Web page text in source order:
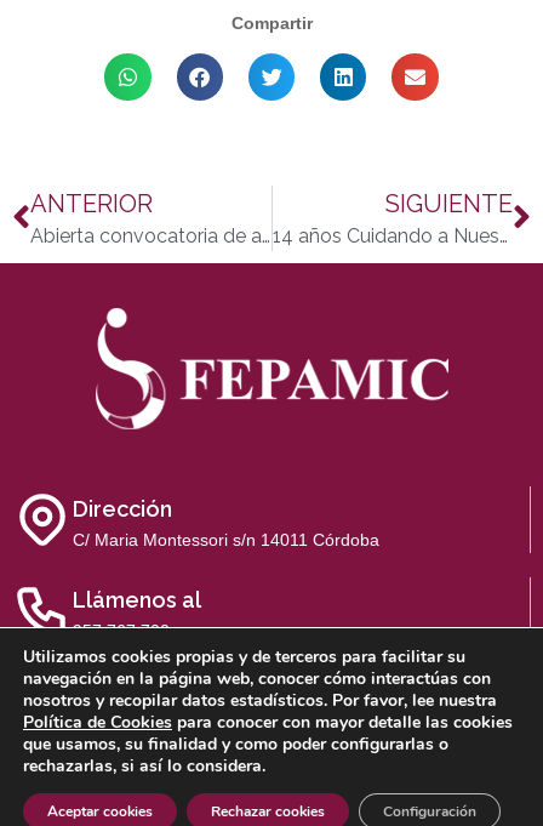
Compartir
ANTERIOR
Abierta convocatoria de ayudas individuales para personas con discapacidad
SIGUIENTE
14 años Cuidando a Nuestros Mayores: Aniversario de la Unidad de Estancia Diurna Azahara
Dirección
C/ Maria Montessori s/n 14011 Córdoba
Llámenos al
957 767 700
Aviso LegalPolítica de Privacidad
Política de Cookies
Utilizamos cookies propias y de terceros para facilitar su
navegación en la página web, conocer cómo interactúas con
nosotros y recopilar datos estadísticos. Por favor, lee nuestra
Política de Cookies para conocer con mayor detalle las cookies
que usamos, su finalidad y como poder configurarlas o
rechazarlas, si así lo considera.
Aceptar cookies Rechazar cookies Configuración